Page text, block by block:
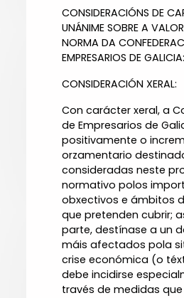
CONSIDERACIÓNS DE
UNÁNIME SOBRE A
NORMA DA
EMPRESARIOS DE GALICIA:
CONSIDERACIÓN XERAL:
Con carácter xeral, a
de Empresarios de
positivamente o
orzamentario
consideradas neste
normativo polos
obxectivos e ámbitos
que pretenden cubrir;
parte, destínase a un
máis afectados pola
crise económica (o
debe incidirse
través de medidas